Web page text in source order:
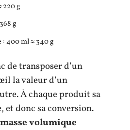
220 g
g
: 400 ml ≈ 340 g
de transposer d’un
la valeur d’un
À chaque produit sa
et donc sa conversion.
masse volumique